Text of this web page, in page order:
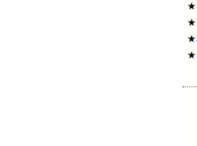
★
★
★
★